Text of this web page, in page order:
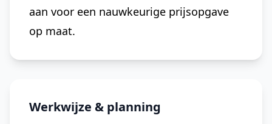
aan voor een nauwkeurige prijsopgave
op maat.
Werkwijze & planning